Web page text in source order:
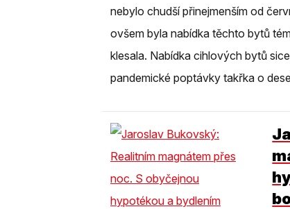
nebylo chudší přinejmenším od
ovšem byla nabídka těchto bytů
klesala. Nabídka cihlových bytů
pandemické poptávky takřka o